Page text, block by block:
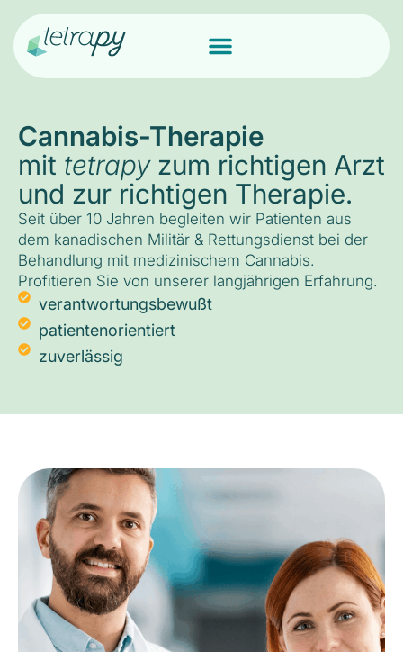
Cannabis-Therapie
mit tetrapyzum richtigen Arzt
und zur richtigen Therapie.
Seit über 10 Jahren begleiten wir Patienten aus
dem kanadischen Militär & Rettungsdienst bei der
Behandlung mit medizinischem Cannabis.
Profitieren Sie von unserer langjährigen Erfahrung.
verantwortungsbewußt
patientenorientiert
zuverlässig